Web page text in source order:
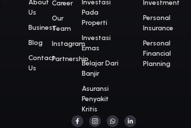
About
Us
Business
Blog
Contact
Us
Career
Our
Team
Instagram
Partnership
lnvestasi
Pada
Properti
Investasi
Emas
Belajar Dari
Banjir
Asuransi
Penyakit
Kritis
Investment
Personal
Insurance
Personal
Financial
Planning